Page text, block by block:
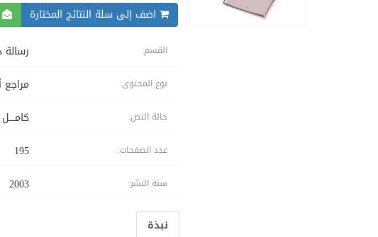
اضف إلى سلة النتائج المختارة
القسم: رسالة
نوع المحتوى: مراجع
حالة النص: كامــــل
عدد الصفحات: 195
سنة النشر: 2003
نبذة